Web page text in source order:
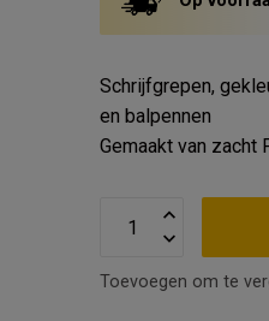
Schrijfgrepen,
en balpennen
Gemaakt van zacht
Toevoegen om te